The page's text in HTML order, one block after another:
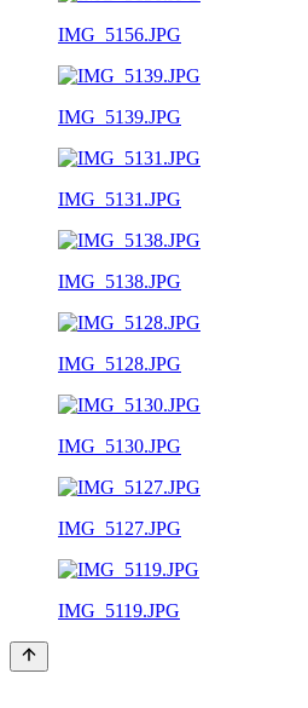
IMG_5156.JPG
IMG_5139.JPG
IMG_5131.JPG
IMG_5138.JPG
IMG_5128.JPG
IMG_5130.JPG
IMG_5127.JPG
IMG_5119.JPG